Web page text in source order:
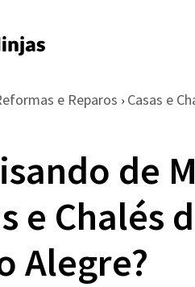
e Reparos › Casas e
de
e Chalés
Alegre?